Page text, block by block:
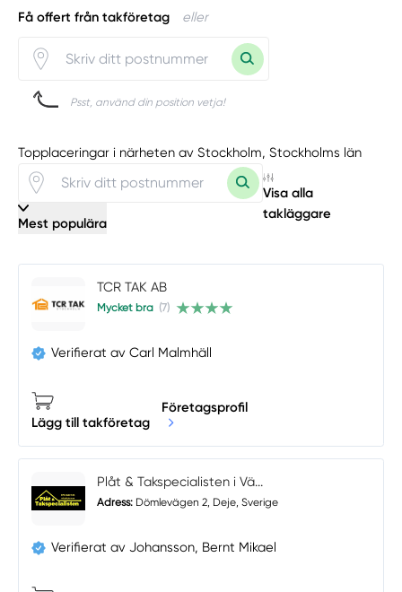
Få offert från takföretag eller
Psst, använd din position vetja!
Topplaceringar i närheten av Stockholm, Stockholms län
Mest populära
Visa alla
takläggare
TCR TAK AB
Mycket bra (7)
Verifierat av Carl Malmhäll
Lägg till takföretag
Företagsprofil
Plåt & Takspecialisten i Vä...
Adress: Dömlevägen 2, Deje, Sverige
Verifierat av Johansson, Bernt Mikael